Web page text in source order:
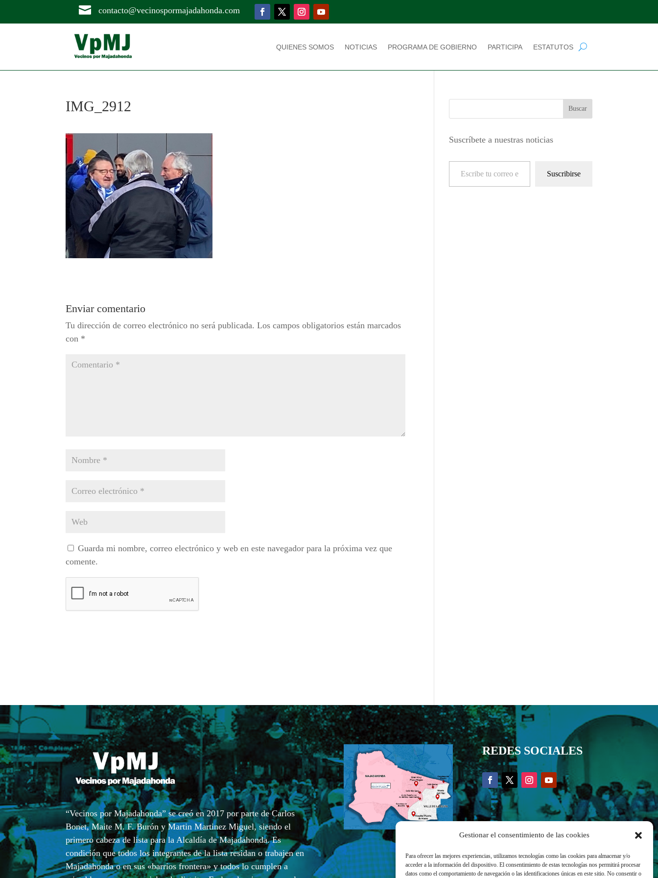
Gestionar el consentimiento de las cookies
Para ofrecer las mejores experiencias, utilizamos tecnologías como las cookies para almacenar y/o
acceder a la información del dispositivo. El consentimiento de estas tecnologías nos permitirá procesar
datos como el comportamiento de navegación o las identificaciones únicas en este sitio. No consentir o
 contacto@vecinospormajadahonda.com
QUIENES SOMOS NOTICIAS PROGRAMA DE GOBIERNO PARTICIPA ESTATUTOS
IMG_2912
Enviar comentario
Tu dirección de correo electrónico no será publicada. Los campos obligatorios están marcados
con *
Guarda mi nombre, correo electrónico y web en este navegador para la próxima vez que
comente.
Suscríbete a nuestras noticias
Escribe tu correo electrónico…
Suscribirse
“Vecinos por Majadahonda” se creó en 2017 por parte de Carlos
Bonet, Maite M. F. Burón y Martin Martinez Miguel, siendo el
primero cabeza de lista para la Alcaldía de Majadahonda. Es
condición que todos los integrantes de la lista residan o trabajen en
Majadahonda o en sus «barrios frontera» y todos lo cumplen a
REDES SOCIALES